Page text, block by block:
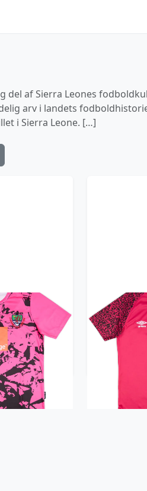
del af Sierra Leones
arv i landets
i Sierra Leone. […]
Third
€40
2022-23